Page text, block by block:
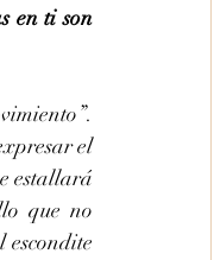
en ti son
el
estallará
que no
escondite